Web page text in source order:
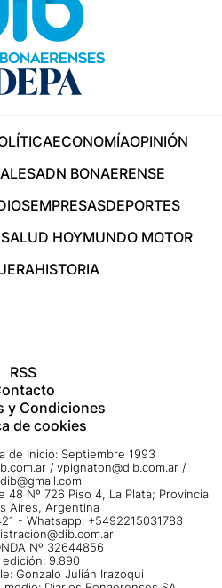
ECONOMÍAOPINIÓN
ADN BONAERENSE
EMPRESASDEPORTES
HOYMUNDO MOTOR
HISTORIA
RSS
y Condiciones
de cookies
de Inicio: Septiembre 1993
/ vpignaton@dib.com.ar /
48 Nº 726 Piso 4, La Plata; Provincia
Aires, Argentina
- Whatsapp: +5492215031783
Nº 32644856
edición: 9.890
Gonzalo Julián Irazoqui